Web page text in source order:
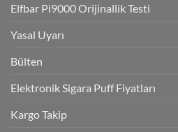
Elfbar Pi9000 Orijinallik Testi
Yasal Uyarı
Bülten
Elektronik Sigara Puff Fiyatları
Kargo Takip